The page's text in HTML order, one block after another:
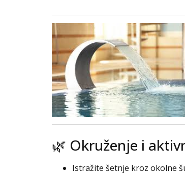
🌿 Okruženje i
Istražite šetnje kroz okolne